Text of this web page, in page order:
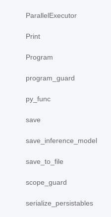
ParallelExecutor
Print
Program
program_guard
py_func
save
save_inference_model
save_to_file
scope_guard
serialize_persistables